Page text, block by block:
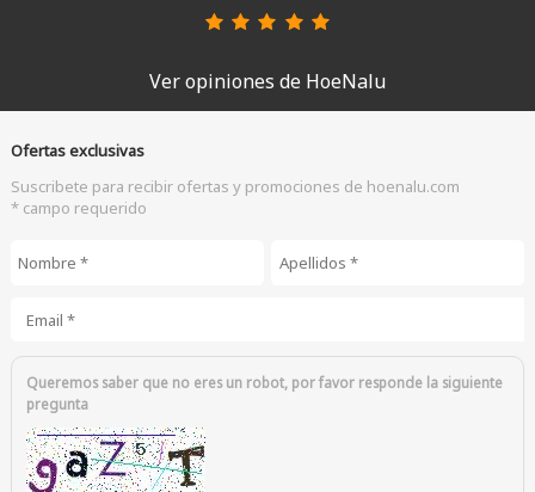
Ver opiniones de HoeNalu
Ofertas exclusivas
Suscribete para recibir ofertas y promociones de hoenalu.com
* campo requerido
Queremos saber que no eres un robot, por favor responde la siguiente
pregunta